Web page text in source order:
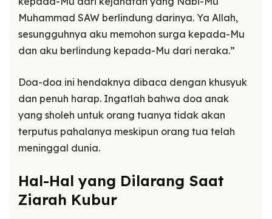
Muhammad SAW berlindung darinya. Ya Allah,
sesungguhnya aku memohon surga kepada-Mu
dan aku berlindung kepada-Mu dari neraka.”
Doa-doa ini hendaknya dibaca dengan khusyuk
dan penuh harap. Ingatlah bahwa doa anak
yang sholeh untuk orang tuanya tidak akan
terputus pahalanya meskipun orang tua telah
meninggal dunia.
Hal-Hal yang Dilarang Saat
Ziarah Kubur